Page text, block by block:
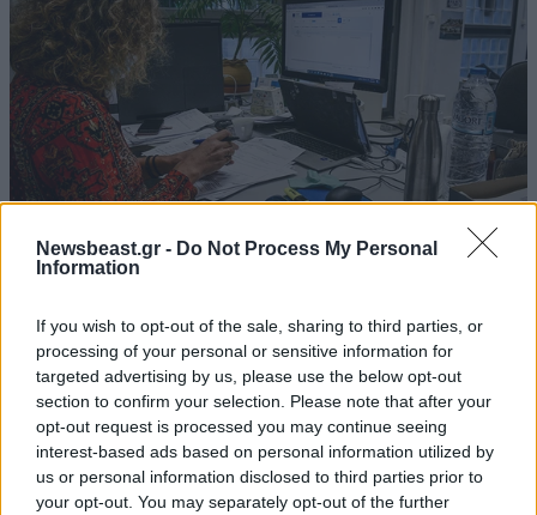
Newsbeast.gr - Do Not Process My Personal
Information
If you wish to opt-out of the sale, sharing to third parties, or
processing of your personal or sensitive information for
targeted advertising by us, please use the below opt-out
section to confirm your selection. Please note that after your
opt-out request is processed you may continue seeing
interest-based ads based on personal information utilized by
us or personal information disclosed to third parties prior to
your opt-out. You may separately opt-out of the further
Ποιοι φορολογούμενοι θα λάβουν email ή
τηλεφώνημα από την ΑΑΔΕ για φορολογικές
εκκρεμότητες